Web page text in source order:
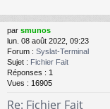
par smunos
lun. 08 août 2022, 09:23
Forum : Syslat-Terminal
Sujet : Fichier Fait
Réponses : 1
Vues : 16905
Re: Fichier Fait